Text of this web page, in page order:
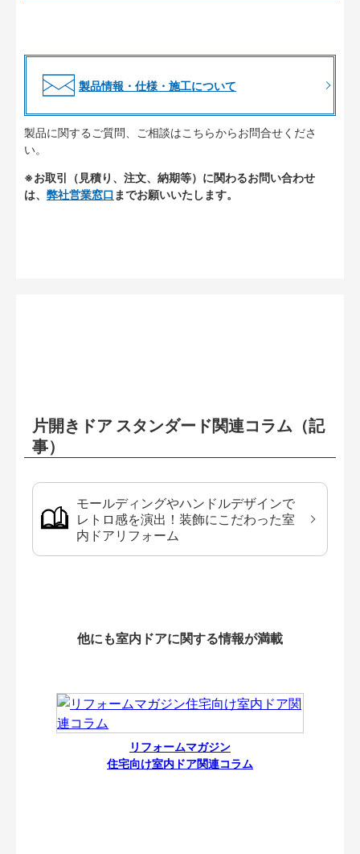
製品情報・仕様・施工について
製品に関するご質問、ご相談はこちらからお問合せくださ
い。
※お取引（見積り、注文、納期等）に関わるお問い合わせ
は、 弊社営業窓口 までお願いいたします。
片開きドア スタンダード関連コラム（記
事）
モールディングやハンドルデザインで
レトロ感を演出！装飾にこだわった室
内ドアリフォーム
他にも室内ドアに関する情報が満載
リフォームマガジン
住宅向け室内ドア関連コラム